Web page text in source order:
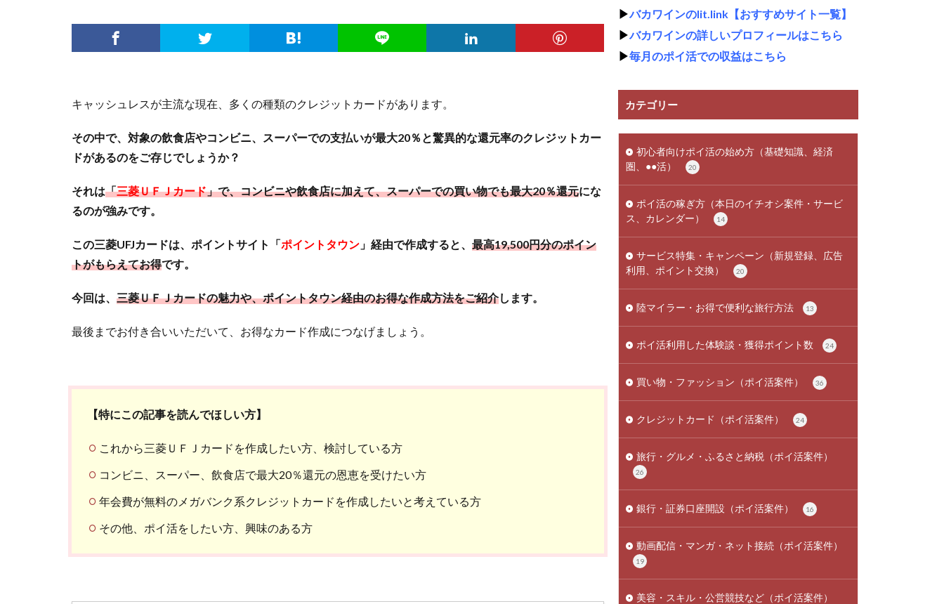
キャッシュレスが主流な現在、多くの種類のクレジットカードがあります。
その中で、対象の飲食店やコンビニ、スーパーでの支払いが最大20％と驚異的な還元率のクレジットカー
ドがあるのをご存じでしょうか？
それは「三菱ＵＦＪカード」で、コンビニや飲食店に加えて、スーパーでの買い物でも最大20％還元にな
るのが強みです。
この三菱UFJカードは、ポイントサイト「ポイントタウン 」経由で作成すると、 最高19,500円分のポイン
トがもらえてお得です。
今回は、 三菱ＵＦＪカードの魅力や、ポイントタウン経由のお得な作成方法をご紹介します。
最後までお付き合いいただいて、お得なカード作成につなげましょう。
【特にこの記事を読んでほしい方】
これから三菱ＵＦＪカードを作成したい方、検討している方
コンビニ、スーパー、飲食店で最大20％還元の恩恵を受けたい方
年会費が無料のメガバンク系クレジットカードを作成したいと考えている方
その他、ポイ活をしたい方、興味のある方
▶バカワインのlit.link【おすすめサイト一覧】
▶バカワインの詳しいプロフィールはこちら
▶毎月のポイ活での収益はこちら
カテゴリー
初心者向けポイ活の始め方（基礎知識、経済
圏、●●活）
20
ポイ活の稼ぎ方（本日のイチオシ案件・サービ
ス、カレンダー）
14
サービス特集・キャンペーン（新規登録、広告
利用、ポイント交換）
20
陸マイラー・お得で便利な旅行方法 13
ポイ活利用した体験談・獲得ポイント数 24
買い物・ファッション（ポイ活案件） 36
クレジットカード（ポイ活案件） 24
旅行・グルメ・ふるさと納税（ポイ活案件）
26
銀行・証券口座開設（ポイ活案件） 16
動画配信・マンガ・ネット接続（ポイ活案件）
19
美容・スキル・公営競技など（ポイ活案件）